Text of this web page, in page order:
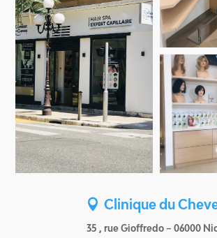
Clinique du
35 , rue Gioffredo – 06000